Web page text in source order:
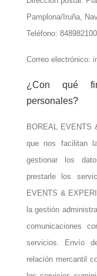
Pamplona/Iruña,
Teléfono: 848982100
Correo electrónico:
¿Con qué
personales?
BOREAL EVENTS
que nos facilitan
gestionar los
prestarle los
EVENTS &
la gestión
comunicaciones
servicios. Envío
relación mercantil